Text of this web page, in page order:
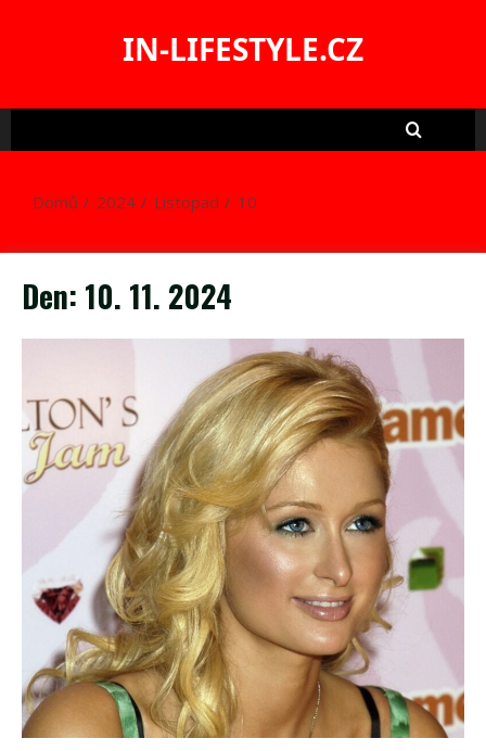
IN-LIFESTYLE.CZ
Domů 2024 Listopad 10
Den: 10. 11. 2024